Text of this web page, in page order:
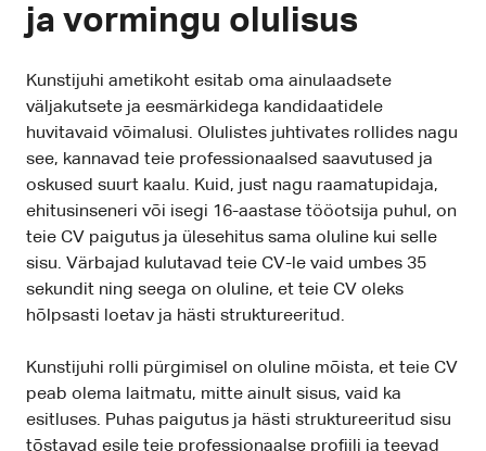
ja vormingu olulisus
Kunstijuhi ametikoht esitab oma ainulaadsete
väljakutsete ja eesmärkidega kandidaatidele
huvitavaid võimalusi. Olulistes juhtivates rollides nagu
see, kannavad teie professionaalsed saavutused ja
oskused suurt kaalu. Kuid, just nagu raamatupidaja,
ehitusinseneri või isegi 16-aastase tööotsija puhul, on
teie CV paigutus ja ülesehitus sama oluline kui selle
sisu. Värbajad kulutavad teie CV-le vaid umbes 35
sekundit ning seega on oluline, et teie CV oleks
hõlpsasti loetav ja hästi struktureeritud.
Kunstijuhi rolli pürgimisel on oluline mõista, et teie CV
peab olema laitmatu, mitte ainult sisus, vaid ka
esitluses. Puhas paigutus ja hästi struktureeritud sisu
tõstavad esile teie professionaalse profiili ja teevad